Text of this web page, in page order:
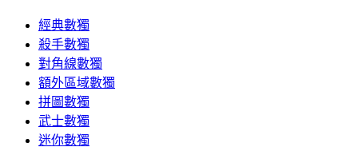
經典數獨
殺手數獨
對角線數獨
額外區域數獨
拼圖數獨
武士數獨
迷你數獨